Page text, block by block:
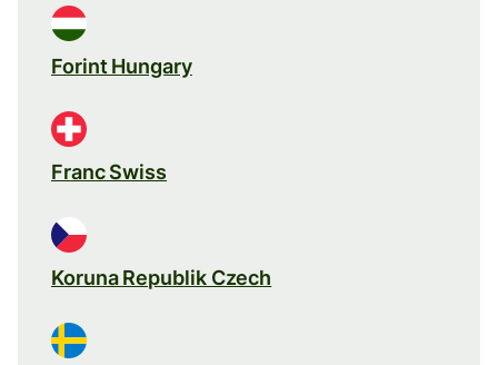
Forint Hungary
Franc Swiss
Koruna Republik Czech